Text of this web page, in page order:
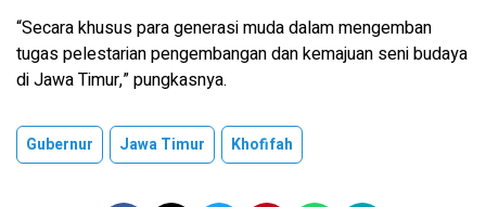
“Secara khusus para generasi muda dalam mengemban
tugas pelestarian pengembangan dan kemajuan seni budaya
di Jawa Timur,” pungkasnya.
Gubernur Jawa Timur Khofifah